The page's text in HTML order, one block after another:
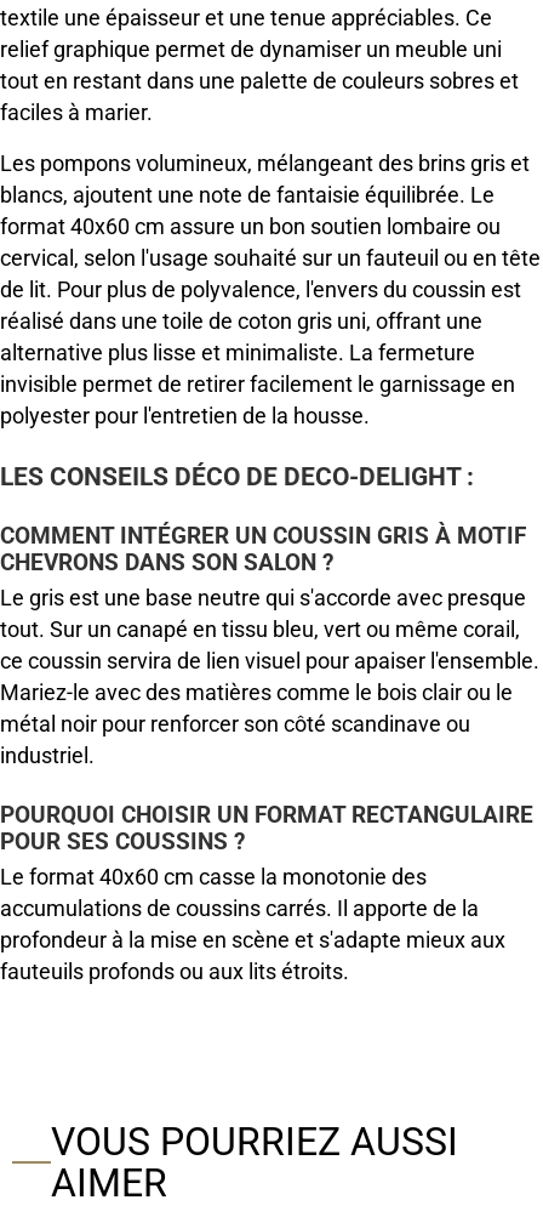
textile une épaisseur et une tenue appréciables. Ce
relief graphique permet de dynamiser un meuble uni
tout en restant dans une palette de couleurs sobres et
faciles à marier.
Les pompons volumineux, mélangeant des brins gris et
blancs, ajoutent une note de fantaisie équilibrée. Le
format 40x60 cm assure un bon soutien lombaire ou
cervical, selon l'usage souhaité sur un fauteuil ou en tête
de lit. Pour plus de polyvalence, l'envers du coussin est
réalisé dans une toile de coton gris uni, offrant une
alternative plus lisse et minimaliste. La fermeture
invisible permet de retirer facilement le garnissage en
polyester pour l'entretien de la housse.
LES CONSEILS DÉCO DE DECO-DELIGHT :
COMMENT INTÉGRER UN COUSSIN GRIS À MOTIF
CHEVRONS DANS SON SALON ?
Le gris est une base neutre qui s'accorde avec presque
tout. Sur un canapé en tissu bleu, vert ou même corail,
ce coussin servira de lien visuel pour apaiser l'ensemble.
Mariez-le avec des matières comme le bois clair ou le
métal noir pour renforcer son côté scandinave ou
industriel.
POURQUOI CHOISIR UN FORMAT RECTANGULAIRE
POUR SES COUSSINS ?
Le format 40x60 cm casse la monotonie des
accumulations de coussins carrés. Il apporte de la
profondeur à la mise en scène et s'adapte mieux aux
fauteuils profonds ou aux lits étroits.
VOUS POURRIEZ AUSSI
AIMER